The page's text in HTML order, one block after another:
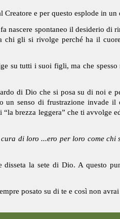
e per questo esplode in un
spontaneo il desiderio di
gli si rivolge perché ha il
su tutti i suoi figli, ma che
di Dio che si posa su di noi e
senso di frustrazione invade
brezza leggera” che ti avvolge
di loro ...ero per loro come
la sete di Dio. A questo
posato su di te e così non